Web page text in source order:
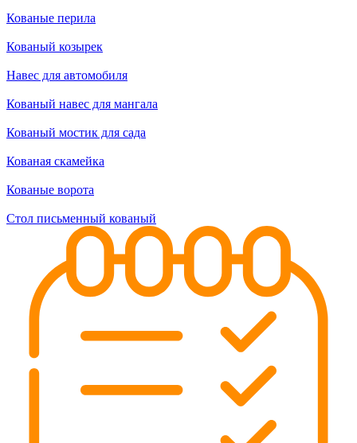
Кованые перила
Кованый козырек
Навес для автомобиля
Кованый навес для мангала
Кованый мостик для сада
Кованая скамейка
Кованые ворота
Стол письменный кованый